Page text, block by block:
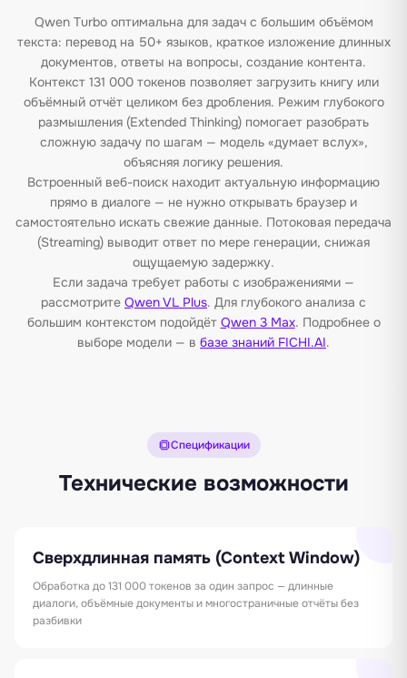
Qwen Turbo оптимальна для задач с большим объёмом
текста: перевод на 50+ языков, краткое изложение длинных
документов, ответы на вопросы, создание контента.
Контекст 131 000 токенов позволяет загрузить книгу или
объёмный отчёт целиком без дробления. Режим глубокого
размышления (Extended Thinking) помогает разобрать
сложную задачу по шагам — модель «думает вслух»,
объясняя логику решения.
Встроенный веб-поиск находит актуальную информацию
прямо в диалоге — не нужно открывать браузер и
самостоятельно искать свежие данные. Потоковая передача
(Streaming) выводит ответ по мере генерации, снижая
ощущаемую задержку.
Если задача требует работы с изображениями —
рассмотрите Qwen VL Plus. Для глубокого анализа с
большим контекстом подойдёт Qwen 3 Max. Подробнее о
выборе модели — в базе знаний FICHI.AI.
Спецификации
Технические возможности
Сверхдлинная память (Context Window)
Обработка до 131 000 токенов за один запрос — длинные
диалоги, объёмные документы и многостраничные отчёты без
разбивки